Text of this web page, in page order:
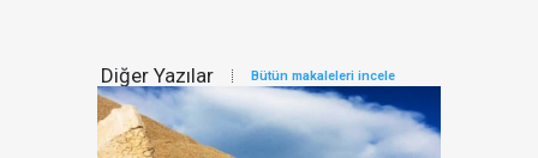
Diğer Yazılar Bütün makaleleri incele